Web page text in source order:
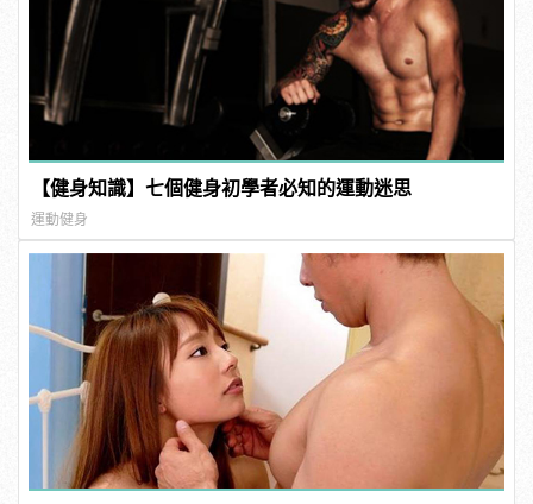
【健身知識】七個健身初學者必知的運動迷思
運動健身